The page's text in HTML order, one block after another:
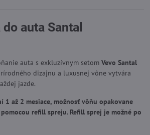
auta Santal
auta s exkluzívnym setom Vevo Santal
dizajnu a luxusnej vône vytvára
jazde.
1 až 2 mesiace, možnosť vôňu opakovane
refill spreju. Refill sprej je možné po